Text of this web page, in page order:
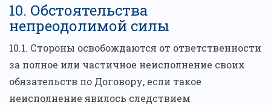
10. Обстоятельства
непреодолимой силы
10.1. Стороны освобождаются от ответственности
за полное или частичное неисполнение своих
обязательств по Договору, если такое
неисполнение явилось следствием